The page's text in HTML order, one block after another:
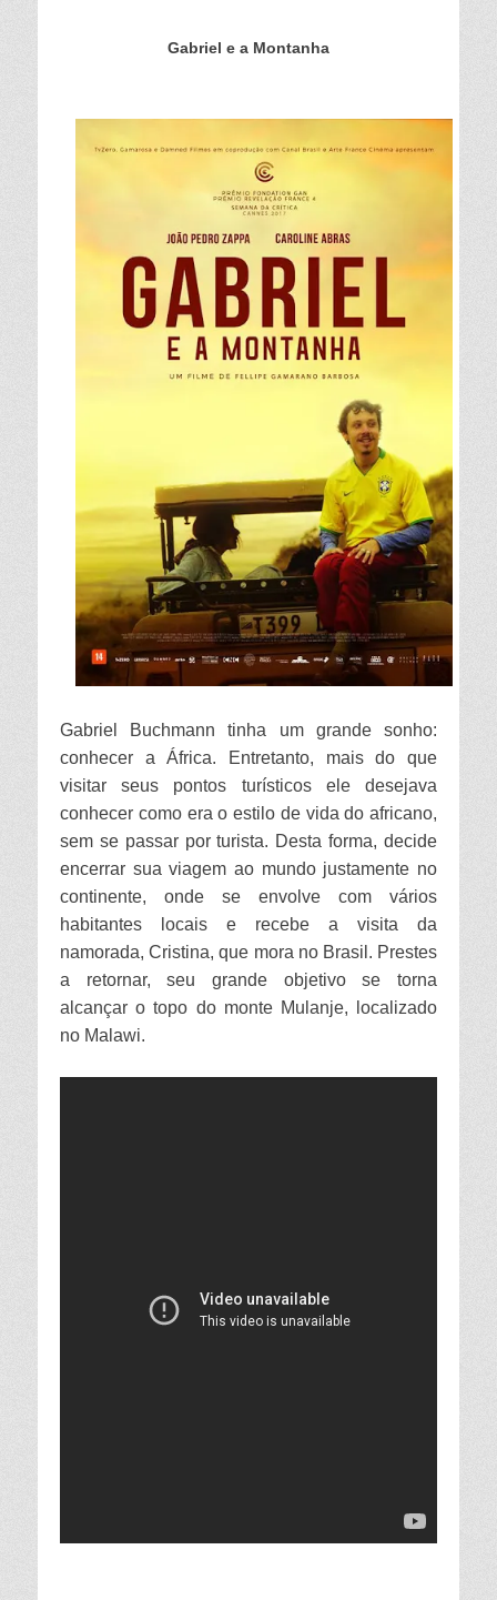
Gabriel e a Montanha
Gabriel Buchmann tinha um grande sonho:
conhecer a África. Entretanto, mais do que
visitar seus pontos turísticos ele desejava
conhecer como era o estilo de vida do africano,
sem se passar por turista. Desta forma, decide
encerrar sua viagem ao mundo justamente no
continente, onde se envolve com vários
habitantes locais e recebe a visita da
namorada, Cristina, que mora no Brasil. Prestes
a retornar, seu grande objetivo se torna
alcançar o topo do monte Mulanje, localizado
no Malawi.